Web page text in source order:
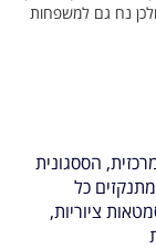
נח גם למשפחות
הססגונית
כל
ציוריות,